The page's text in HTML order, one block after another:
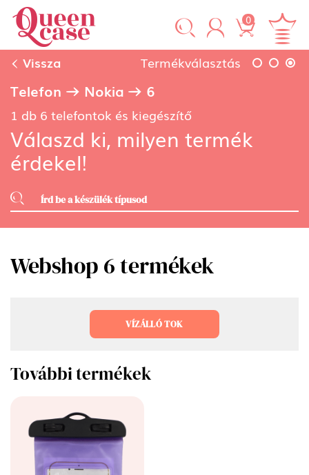
0
Vissza Termékválasztás
Telefon Nokia 6
1 db 6 telefontok és kiegészítő
Válaszd ki, milyen termék
érdekel!
Webshop 6 termékek
VÍZÁLLÓ TOK
További termékek